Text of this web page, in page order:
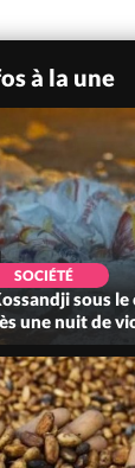
à la une
SOCIÉTÉ
sous le
une nuit de